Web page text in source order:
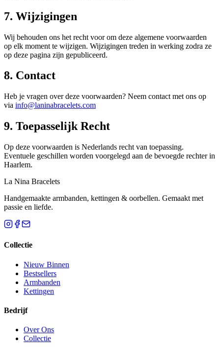
7. Wijzigingen
Wij behouden ons het recht voor om deze algemene voorwaarden
op elk moment te wijzigen. Wijzigingen treden in werking zodra ze
op deze pagina zijn gepubliceerd.
8. Contact
Heb je vragen over deze voorwaarden? Neem contact met ons op
via info@laninabracelets.com
9. Toepasselijk Recht
Op deze voorwaarden is Nederlands recht van toepassing.
Eventuele geschillen worden voorgelegd aan de bevoegde rechter in
Haarlem.
La Nina Bracelets
Handgemaakte armbanden, kettingen & oorbellen. Gemaakt met
passie en liefde.
Collectie
Nieuw Binnen
Bestsellers
Armbanden
Kettingen
Bedrijf
Over Ons
Collectie